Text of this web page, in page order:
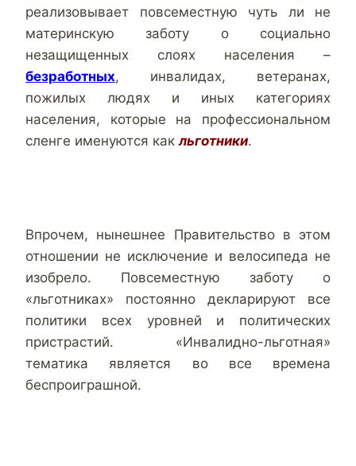
реализовывает повсеместную чуть ли не
материнскую заботу о социально
незащищенных слоях населения –
безработных, инвалидах, ветеранах,
пожилых людях и иных категориях
населения, которые на профессиональном
сленге именуются какльготники.
Впрочем, нынешнее Правительство в этом
отношении не исключение и велосипеда не
изобрело. Повсеместную заботу о
«льготниках» постоянно декларируют все
политики всех уровней и политических
пристрастий. «Инвалидно-льготная»
тематика является во все времена
беспроиграшной.